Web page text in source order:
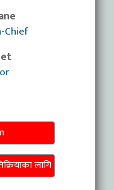
Chief
लागि